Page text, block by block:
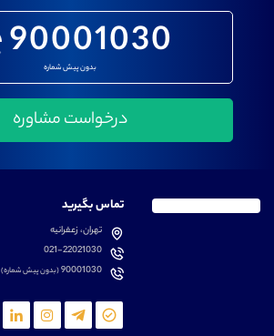
90001030
بدون پیش شماره
تماس بگیرید
تهران، زعفرانیه
021-22021030
90001030(بدون پیش شماره)